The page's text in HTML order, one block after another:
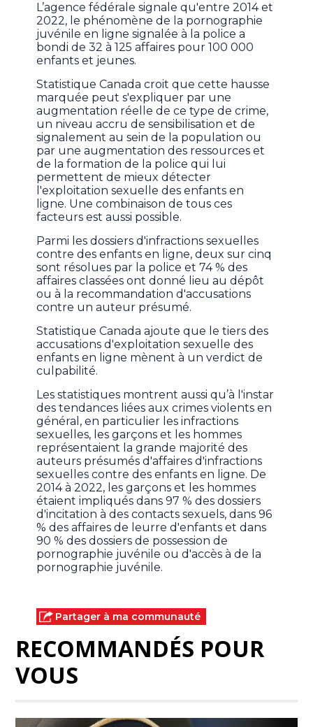
L’agence fédérale signale qu'entre 2014 et
2022, le phénomène de la pornographie
juvénile en ligne signalée à la police a
bondi de 32 à 125 affaires pour 100 000
enfants et jeunes.
Statistique Canada croit que cette hausse
marquée peut s'expliquer par une
augmentation réelle de ce type de crime,
un niveau accru de sensibilisation et de
signalement au sein de la population ou
par une augmentation des ressources et
de la formation de la police qui lui
permettent de mieux détecter
l'exploitation sexuelle des enfants en
ligne. Une combinaison de tous ces
facteurs est aussi possible.
Parmi les dossiers d'infractions sexuelles
contre des enfants en ligne, deux sur cinq
sont résolues par la police et 74 % des
affaires classées ont donné lieu au dépôt
ou à la recommandation d'accusations
contre un auteur présumé.
Statistique Canada ajoute que le tiers des
accusations d'exploitation sexuelle des
enfants en ligne mènent à un verdict de
culpabilité.
Les statistiques montrent aussi qu’à l'instar
des tendances liées aux crimes violents en
général, en particulier les infractions
sexuelles, les garçons et les hommes
représentaient la grande majorité des
auteurs présumés d'affaires d'infractions
sexuelles contre des enfants en ligne. De
2014 à 2022, les garçons et les hommes
étaient impliqués dans 97 % des dossiers
d'incitation à des contacts sexuels, dans 96
% des affaires de leurre d'enfants et dans
90 % des dossiers de possession de
pornographie juvénile ou d'accès à de la
pornographie juvénile.
Partager à ma communauté
RECOMMANDÉS POUR
VOUS